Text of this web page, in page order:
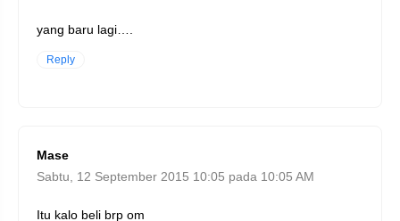
yang baru lagi….
Reply
Mase
Sabtu, 12 September 2015 10:05 pada 10:05 AM
Itu kalo beli brp om